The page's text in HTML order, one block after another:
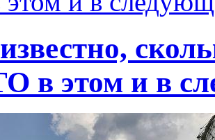
в этом и в